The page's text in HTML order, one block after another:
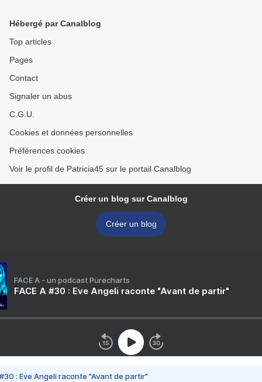
Hébergé par Canalblog
Top articles
Pages
Contact
Signaler un abus
C.G.U.
Cookies et données personnelles
Préférences cookies
Voir le profil de Patricia45 sur le portail Canalblog
Créer un blog sur Canalblog
Créer un blog
FACE A - un podcast Purecharts
FACE A #30 : Eve Angeli raconte "Avant de partir"
#30 : Eve Angeli raconte "Avant de partir"